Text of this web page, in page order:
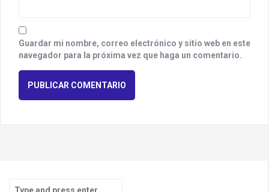
Guardar mi nombre, correo electrónico y sitio web en este
navegador para la próxima vez que haga un comentario.